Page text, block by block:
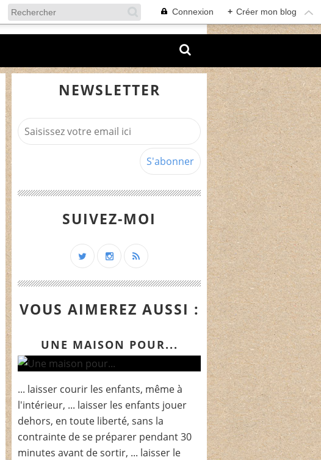
Connexion + Créer mon blog
NEWSLETTER
SUIVEZ-MOI
VOUS AIMEREZ AUSSI :
UNE MAISON POUR...
... laisser courir les enfants, même à
l'intérieur, ... laisser les enfants jouer
dehors, en toute liberté, sans la
contrainte de se préparer pendant 30
minutes avant de sortir, ... laisser le